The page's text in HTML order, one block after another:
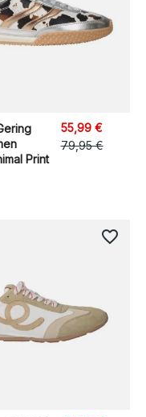
Print
55,99 €
79,95 €
favorite_border